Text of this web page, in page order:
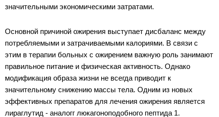
значительными экономическими затратами.
Основной причиной ожирения выступает дисбаланс между
потребляемыми и затрачиваемыми калориями. В связи с
этим в терапии больных с ожирением важную роль занимают
правильное питание и физическая активность. Однако
модификация образа жизни не всегда приводит к
значительному снижению массы тела. Одним из новых
эффективных препаратов для лечения ожирения является
лираглутид - аналогг люкагоноподобного пептида 1.